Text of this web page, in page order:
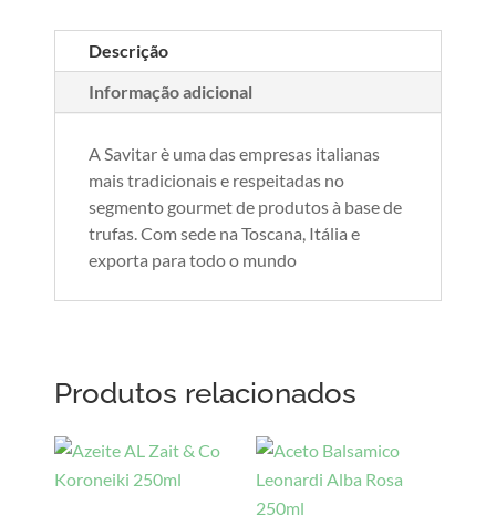
Descrição
Informação adicional
A Savitar è uma das empresas italianas
mais tradicionais e respeitadas no
segmento gourmet de produtos à base de
trufas. Com sede na Toscana, Itália e
exporta para todo o mundo
Produtos relacionados